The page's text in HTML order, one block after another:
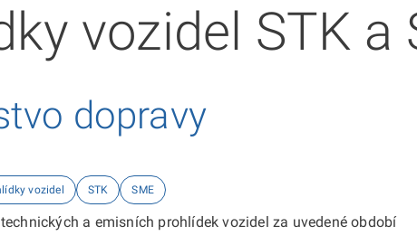
vozidel STK a
dopravy
vozidel STK SME
a emisních prohlídek vozidel za uvedené období